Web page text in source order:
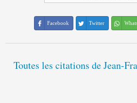
Facebook Twitter
Toutes les citations de Jean-